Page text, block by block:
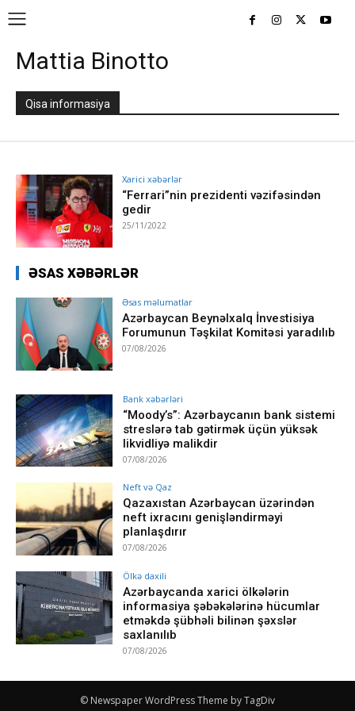
Mattia Binotto
Qisa informasiya
Xarici xəbərlər
“Ferrari”nin prezidenti vəzifəsindən
gedir
25/11/2022
ƏSAS XƏBƏRLƏR
Əsas məlumatlar
Azərbaycan Beynəlxalq İnvestisiya
Forumunun Təşkilat Komitəsi yaradılıb
07/08/2026
Bank xəbərləri
“Moody’s”: Azərbaycanın bank sistemi
streslərə tab gətirmək üçün yüksək
likvidliyə malikdir
07/08/2026
Neft və Qaz
Qazaxıstan Azərbaycan üzərindən
neft ixracını genişləndirməyi
planlaşdırır
07/08/2026
Ölkə daxili
Azərbaycanda xarici ölkələrin
informasiya şəbəkələrinə hücumlar
etməkdə şübhəli bilinən şəxslər
saxlanılıb
07/08/2026
© Newspaper WordPress Theme by TagDiv